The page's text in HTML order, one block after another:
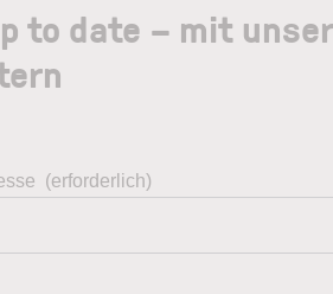
to date – mit
(erforderlich)